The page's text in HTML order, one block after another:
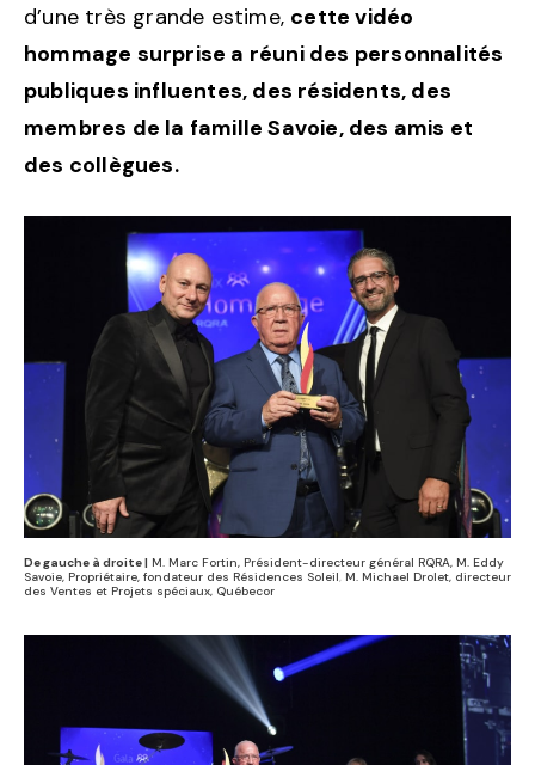
d’une très grande estime, cette vidéo
hommage surprise a réuni des personnalités
publiques influentes, des résidents, des
membres de la famille Savoie, des amis et
des collègues.
De gauche à droite | M. Marc Fortin, Président-directeur général RQRA, M. Eddy
Savoie, Propriétaire, fondateur des Résidences Soleil, M. Michael Drolet, directeur
des Ventes et Projets spéciaux, Québecor